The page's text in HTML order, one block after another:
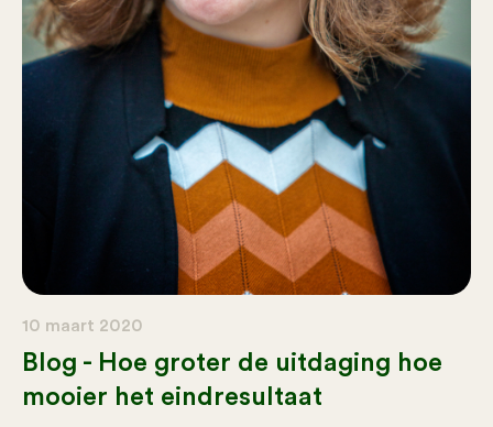
10 maart 2020
Blog - Hoe groter de uitdaging hoe
mooier het eindresultaat